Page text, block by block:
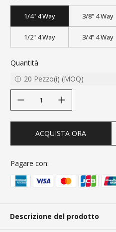
1/4" 4 Way 3/8" 4 Way
1/2" 4 Way 3/4" 4 Way
Quantità
20 Pezzo(i) (MOQ)
ACQUISTA ORA
Pagare con:
Descrizione del prodotto